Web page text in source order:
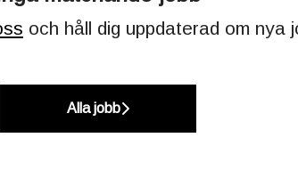
och håll dig uppdaterad om nya
Alla jobb